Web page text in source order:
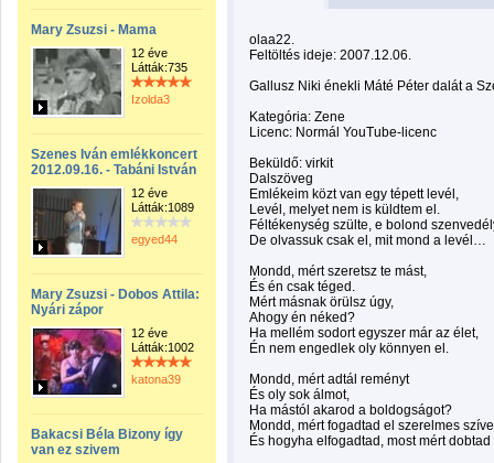
Mary Zsuzsi - Mama
12 éve
Látták:735
Izolda3
Szenes Iván emlékkoncert
2012.09.16. - Tabáni István
12 éve
Látták:1089
egyed44
Mary Zsuzsi - Dobos Attila:
Nyári zápor
12 éve
Látták:1002
katona39
Bakacsi Béla Bizony így
van ez szivem
olaa22.
Feltöltés ideje: 2007.12.06.
Gallusz Niki énekli Máté Péter dalát a
Kategória: Zene
Licenc: Normál YouTube-licenc
Beküldő: virkit
Dalszöveg
Emlékeim közt van egy tépett levél,
Levél, melyet nem is küldtem el.
Féltékenység szülte, e bolond
De olvassuk csak el, mit mond a levél…
Mondd, mért szeretsz te mást,
És én csak téged.
Mért másnak örülsz úgy,
Ahogy én néked?
Ha mellém sodort egyszer már az élet,
Én nem engedlek oly könnyen el.
Mondd, mért adtál reményt
És oly sok álmot,
Ha mástól akarod a boldogságot?
Mondd, mért fogadtad el szerelmes
És hogyha elfogadtad, most mért dobtad